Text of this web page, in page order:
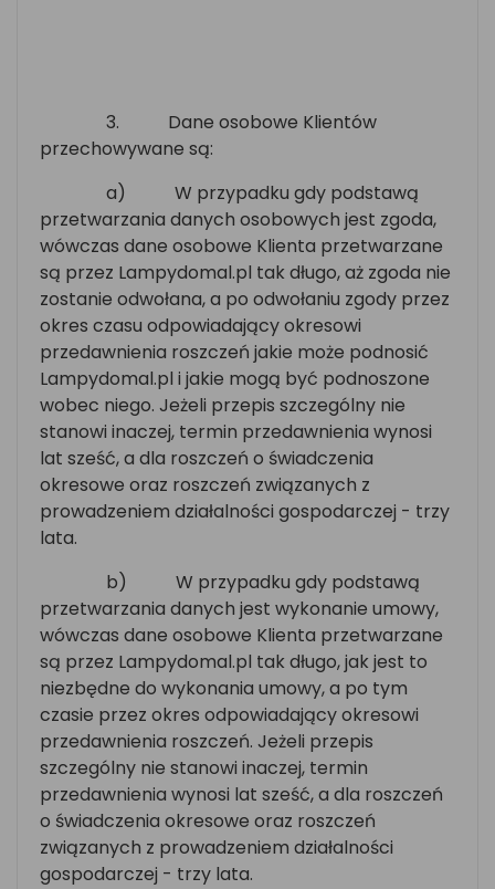
3.
Dane osobowe Klientów
przechowywane są:
a)
W przypadku gdy podstawą
przetwarzania danych osobowych jest zgoda,
wówczas dane osobowe Klienta przetwarzane
są przez Lampydomal.pl tak długo, aż zgoda nie
zostanie odwołana, a po odwołaniu zgody przez
okres czasu odpowiadający okresowi
przedawnienia roszczeń jakie może podnosić
Lampydomal.pl i jakie mogą być podnoszone
wobec niego. Jeżeli przepis szczególny nie
stanowi inaczej, termin przedawnienia wynosi
lat sześć, a dla roszczeń o świadczenia
okresowe oraz roszczeń związanych z
prowadzeniem działalności gospodarczej - trzy
lata.
b)
W przypadku gdy podstawą
przetwarzania danych jest wykonanie umowy,
wówczas dane osobowe Klienta przetwarzane
są przez Lampydomal.pl tak długo, jak jest to
niezbędne do wykonania umowy, a po tym
czasie przez okres odpowiadający okresowi
przedawnienia roszczeń. Jeżeli przepis
szczególny nie stanowi inaczej, termin
przedawnienia wynosi lat sześć, a dla roszczeń
o świadczenia okresowe oraz roszczeń
związanych z prowadzeniem działalności
gospodarczej - trzy lata.